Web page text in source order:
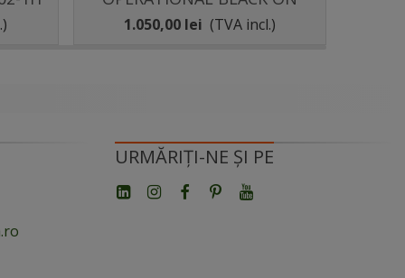
BLACK
1.050,00 lei (TVA incl.)
URMĂRIȚI-NE ȘI PE